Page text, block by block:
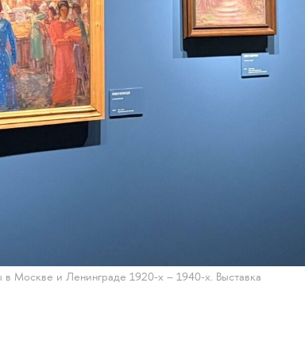
Москве и Ленинграде 1920-х – 1940-х. Выставка